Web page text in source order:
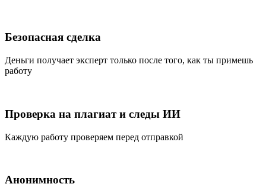
Безопасная сделка
Деньги получает эксперт только после того, как ты примешь
работу
Проверка на плагиат и следы ИИ
Каждую работу проверяем перед отправкой
Анонимность